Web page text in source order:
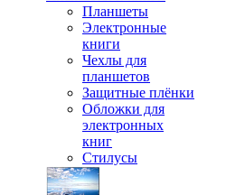
Планшеты
Электронные
книги
Чехлы для
планшетов
Защитные плёнки
Обложки для
электронных
книг
Стилусы